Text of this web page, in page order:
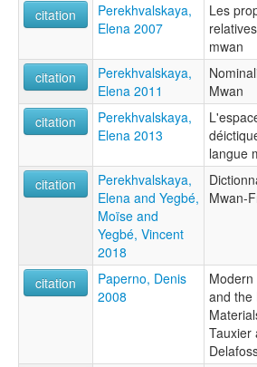
citation
Perekhvalskaya,
Elena 2007
Les
mwan
citation
Perekhvalskaya,
Elena 2011
Mwan
citation
Perekhvalskaya,
Elena 2013
langue
citation
Perekhvalskaya,
Elena and Yegbé,
Moïse and
Yegbé, Vincent
2018
Mwan-
citation
Paperno, Denis
2008
Modern
and the
Tauxier